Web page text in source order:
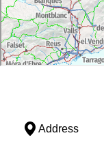
Address